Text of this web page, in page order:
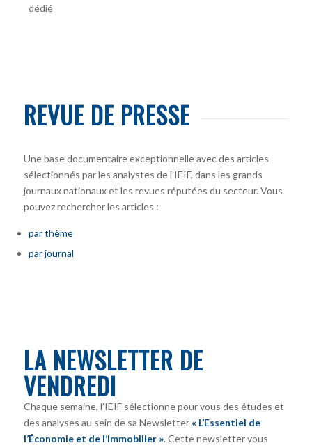
dédié
REVUE DE PRESSE
Une base documentaire exceptionnelle avec des articles
sélectionnés par les analystes de l’IEIF, dans les grands
journaux nationaux et les revues réputées du secteur. Vous
pouvez rechercher les articles :
par thème
par journal
LA NEWSLETTER DE
VENDREDI
Chaque semaine, l’IEIF sélectionne pour vous des études et
des analyses au sein de sa Newsletter « L’Essentiel de
l’Économie et de l’Immobilier ». Cette newsletter vous